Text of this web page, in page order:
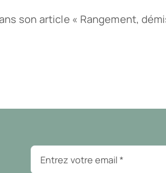
son article « Rangement,